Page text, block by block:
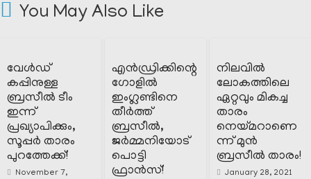
You May Also Like
വേൾഡ്
കപ്പിനുള്ള
ബ്രസീൽ ടീം
ഇന്ന്
പ്രഖ്യാപിക്കും,
സൂപ്പർ താരം
പുറത്തേക്ക്!
November 7,
എൻഡ്രിക്കിന്റെ
ഗോളിൽ
ഇംഗ്ലണ്ടിനെ
തീർത്ത്
ബ്രസീൽ,
ജർമ്മനിയോട്
പൊട്ടി
ഫ്രാൻസ്!
നിലവിൽ
ലോകത്തിലെ
ഏറ്റവും മികച്ച
താരം
നെയ്മറാണെ
ന്ന് മുൻ
ബ്രസീൽ താരം!
January 28, 2021